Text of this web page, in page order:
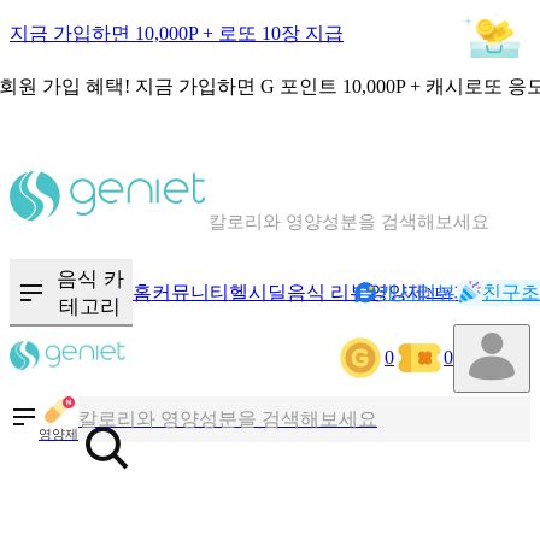
지금 가입하면 10,000P + 로또 10장 지급
원 가입 혜택! 지금 가입하면 G 포인트 10,000P + 캐시로또 응
혈당 · 다이어트 음식 검색해보세요
음식 카
테고리
홈커뮤니티 헬시딜음식 리뷰영양제NEW기록
캐시리뷰 친구
0 0
영양제
칼로리와 영양성분을 검색해보세요
혈당 · 다이어트 음식 검색해보세요
음식 · 영양제 리뷰를 찾아보세요